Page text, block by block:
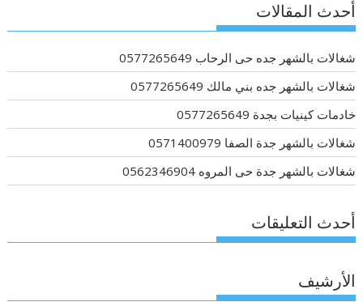
أحدث المقالات
شغالات بالشهر جده حى الرحاب 0577265649
شغالات بالشهر جده بني مالك 0577265649
خادمات كينيات بجدة 0577265649
شغالات بالشهر جدة الصفا 0571400979
شغالات بالشهر جدة حى المروه 0562346904
أحدث التعليقات
الأرشيف